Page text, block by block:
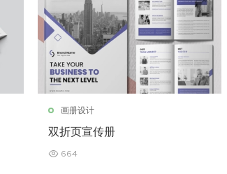
画册设计
双折页宣传册
664